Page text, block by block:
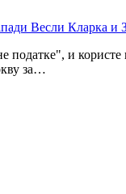
Весли Кларка
и
за…